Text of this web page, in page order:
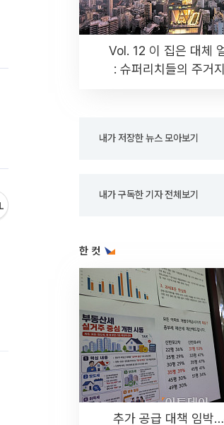
Vol. 12 이 집은 대체
: 슈퍼리치들의 주거
내가 저장한 뉴스 모아보기
내가 구독한 기자 전체보기
한 컷
추가 공급 대책 임박